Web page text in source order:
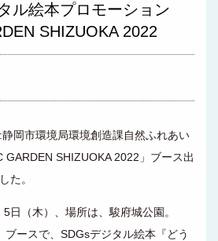
ル絵本プロモーション
SHIZUOKA 2022
岡市環境局環境創造課自然ふれあい
GARDEN SHIZUOKA 2022」ブース出
た。
日（木）、場所は、駿府城公園。
ブースで、SDGsデジタル絵本『どう